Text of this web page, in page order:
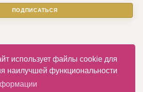
использует файлы cookie для
наилучшей функциональности
Deutsche|Hrvatski|Čeština |Dansk
Eesti keel
Latviski Norsk| Polski
|Српски|